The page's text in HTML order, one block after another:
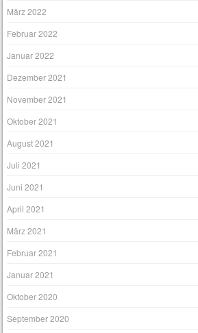
März 2022
Februar 2022
Januar 2022
Dezember 2021
November 2021
Oktober 2021
August 2021
Juli 2021
Juni 2021
April 2021
März 2021
Februar 2021
Januar 2021
Oktober 2020
September 2020